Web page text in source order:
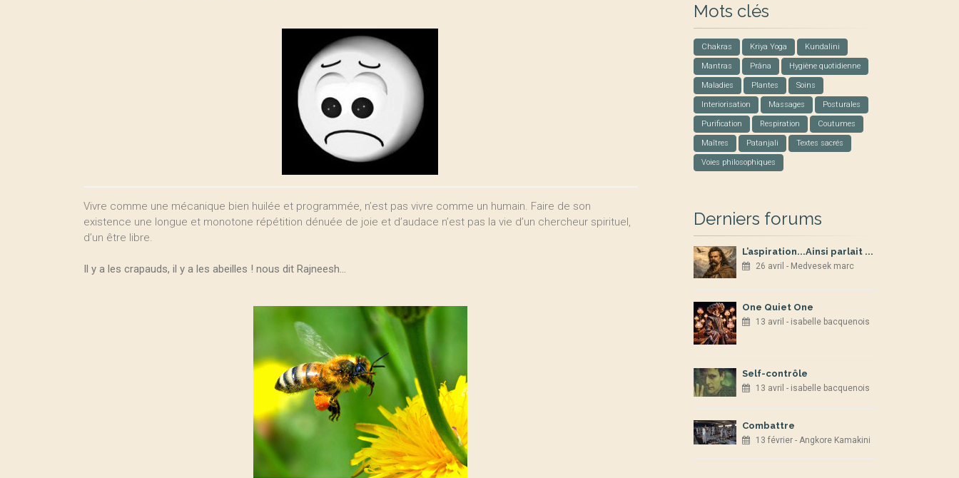
Vivre comme une mécanique bien huilée et programmée, n’est pas vivre comme un humain. Faire de son
existence une longue et monotone répétition dénuée de joie et d’audace n’est pas la vie d’un chercheur spirituel,
d’un être libre.
Il y a les crapauds, il y a les abeilles ! nous dit Rajneesh...
Mots clés
Chakras Kriya Yoga Kundalini
Mantras Prâna Hygiène quotidienne
Maladies Plantes Soins
Interiorisation Massages Posturales
Purification Respiration Coutumes
Maîtres Patanjali Textes sacrés
Voies philosophiques
Derniers forums
L’aspiration...Ainsi parlait ...
26 avril - Medvesek marc
One Quiet One
13 avril - isabelle bacquenois
Self-contrôle
13 avril - isabelle bacquenois
Combattre
13 février - Angkore Kamakini